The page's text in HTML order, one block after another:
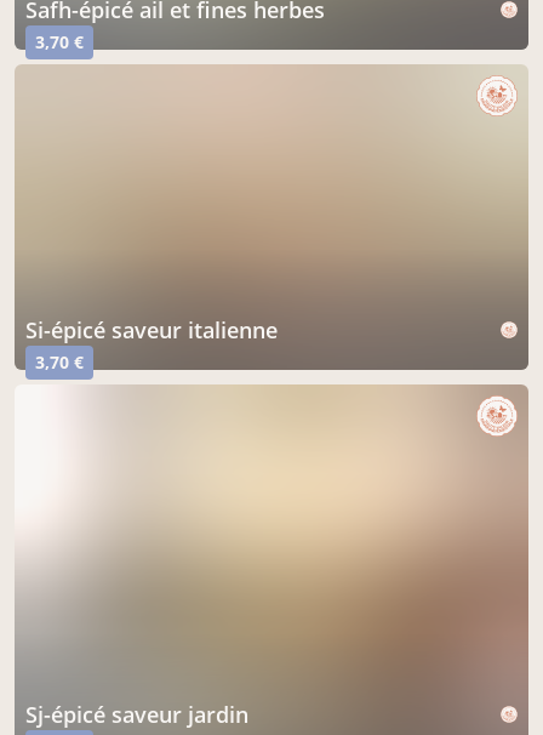
safh-épicé ail et fines herbes
3,70 €
si-épicé saveur italienne
3,70 €
sj-épicé saveur jardin